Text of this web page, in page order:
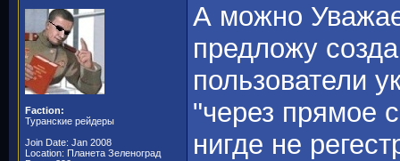
Faction:
Туранские рейдеры
Join Date: Jan 2008
Location: Планета Зеленоград
А можно
предложу
пользователи
"через прямое
нигде не